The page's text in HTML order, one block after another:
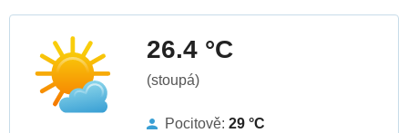
26.4 °C
(stoupá)
Pocitově: 29 °C